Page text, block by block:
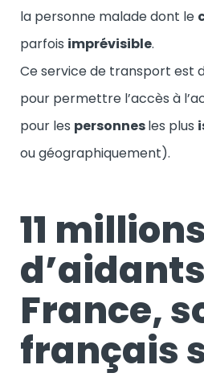
la personne malade dont le
parfois imprévisible.
Ce service de transport est
pour permettre l’accès à
pour les personnesles plus
ou géographiquement).
11 millions
France,
français